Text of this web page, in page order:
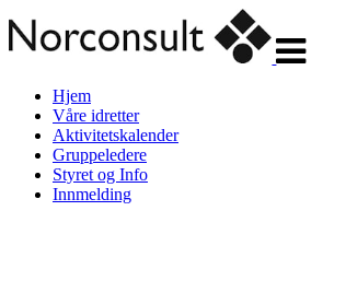
navigasjon
Hjem
Våre idretter
Aktivitetskalender
Gruppeledere
Styret og Info
Innmelding